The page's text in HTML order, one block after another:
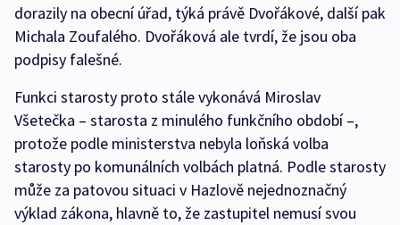
dorazily na obecní úřad, týká právě Dvořákové, další pak
Michala Zoufalého. Dvořáková ale tvrdí, že jsou oba
podpisy falešné.
Funkci starosty proto stále vykonává Miroslav
Všetečka – starosta z minulého funkčního období –,
protože podle ministerstva nebyla loňská volba
starosty po komunálních volbách platná. Podle starosty
může za patovou situaci v Hazlově nejednoznačný
výklad zákona, hlavně to, že zastupitel nemusí svou